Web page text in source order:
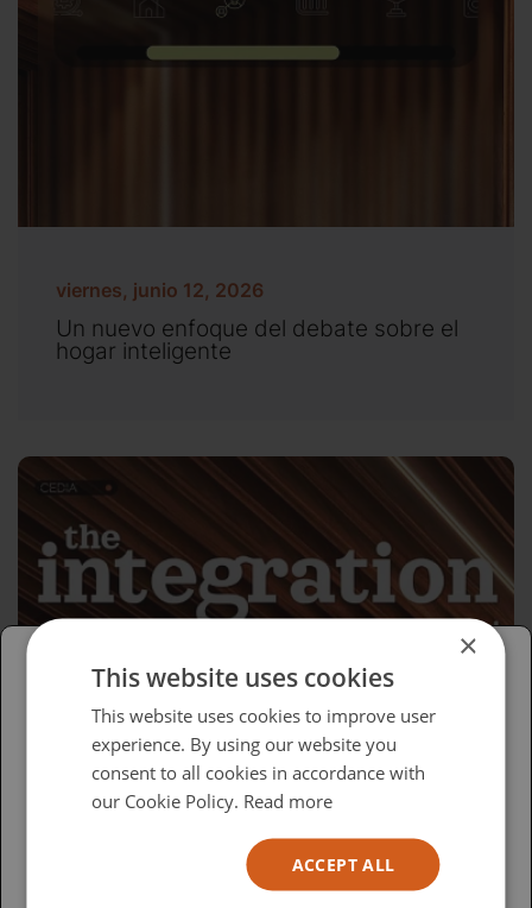
viernes, junio 12, 2026
Un nuevo enfoque del debate sobre el
hogar inteligente
Please select your region/language
British
USA
×
This website uses cookies
This website uses cookies to improve user
experience. By using our website you
consent to all cookies in accordance with
our Cookie Policy. Read more
ACCEPT ALL